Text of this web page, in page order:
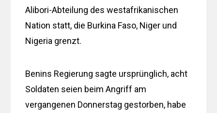
Alibori-Abteilung des westafrikanischen
Nation statt, die Burkina Faso, Niger und
Nigeria grenzt.
Benins Regierung sagte ursprünglich, acht
Soldaten seien beim Angriff am
vergangenen Donnerstag gestorben, habe